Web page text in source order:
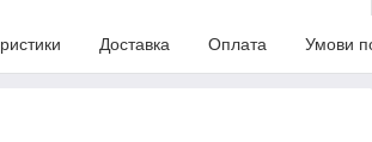
Доставка Оплата Умови